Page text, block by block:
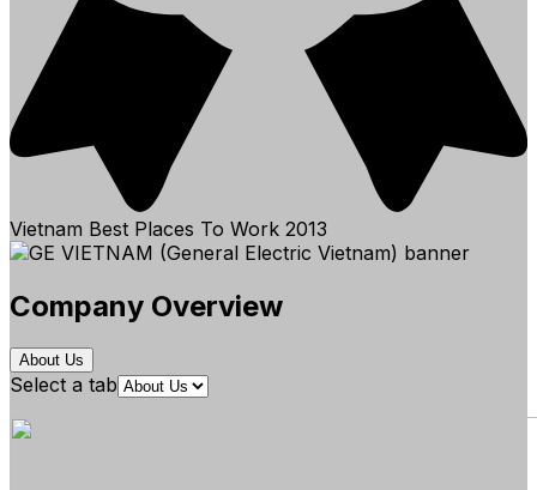
Vietnam Best Places To Work 2013
Company Overview
About Us
Select a tab